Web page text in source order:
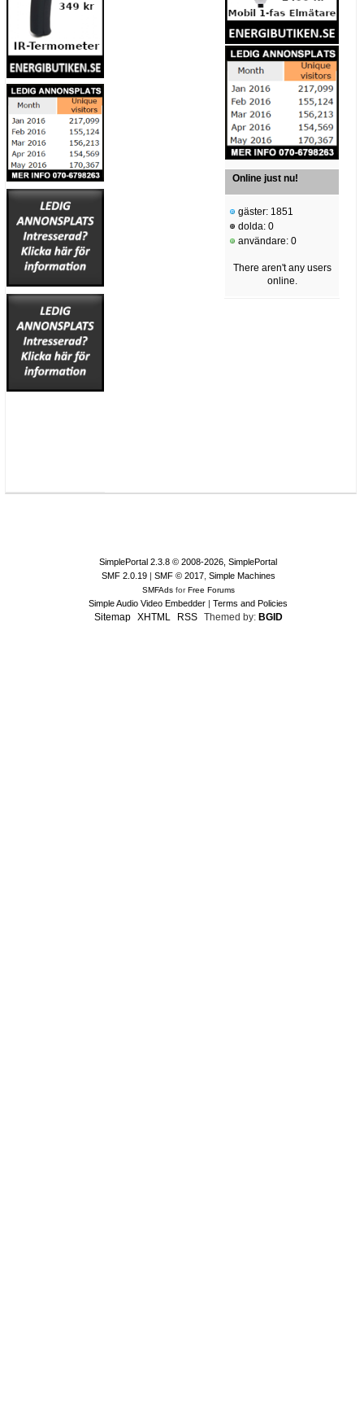
Online just nu!
gäster: 1851
dolda: 0
användare: 0
There aren't any users
online.
SimplePortal 2.3.8 © 2008-2026, SimplePortal
SMF 2.0.19| SMF © 2017, Simple Machines
SMFAdsforFree Forums
Simple Audio Video Embedder | Terms and Policies
Sitemap XHTML RSS Themed by: BGID